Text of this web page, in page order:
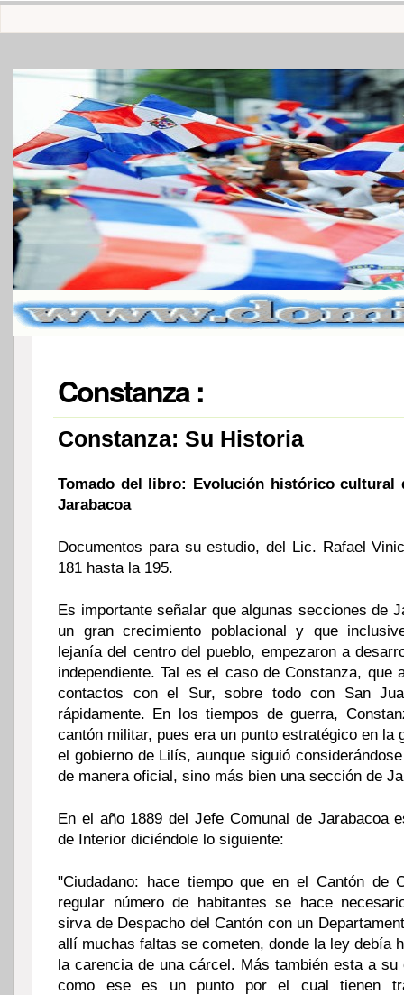
Constanza:
Constanza: Su Historia
Tomado del libro: Evolución histórico cultural
Jarabacoa
Documentos para su estudio, del Lic. Rafael
181 hasta la 195.
Es importante señalar que algunas secciones de
un gran crecimiento poblacional y que
lejanía del centro del pueblo, empezaron a
independiente. Tal es el caso de Constanza, que
contactos con el Sur, sobre todo con San
rápidamente. En los tiempos de guerra,
cantón militar, pues era un punto estratégico en la
el gobierno de Lilís, aunque siguió
de manera oficial, sino más bien una sección de
En el año 1889 del Jefe Comunal de Jarabacoa
de Interior diciéndole lo siguiente:
"Ciudadano: hace tiempo que en el Cantón de
regular número de habitantes se hace
sirva de Despacho del Cantón con un
allí muchas faltas se cometen, donde la ley debía
la carencia de una cárcel. Más también esta a su
como ese es un punto por el cual tienen